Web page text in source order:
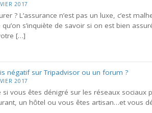
2017
? L’assurance n’est pas un luxe, c’est
qu’on s’inquiète de savoir si on est bien
[…]
négatif sur Tripadvisor ou un forum ?
2017
vous êtes dénigré sur les réseaux sociaux
un hôtel ou vous êtes artisan…et vous